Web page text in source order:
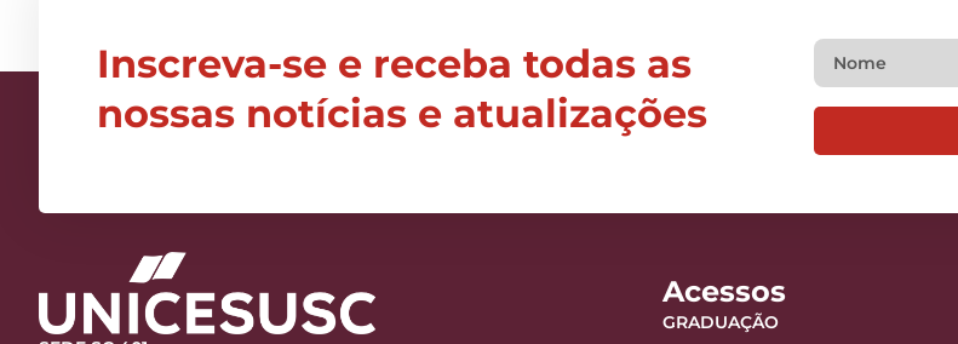
Inscreva-se e receba todas as
nossas notícias e atualizações
Acessos
GRADUAÇÃO